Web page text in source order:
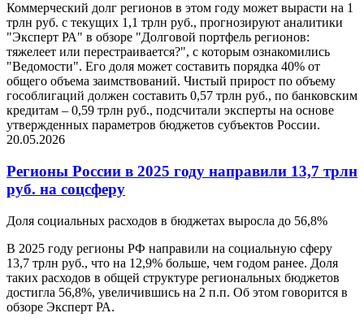
Коммерческий долг регионов в этом году может вырасти на 1
трлн руб. с текущих 1,1 трлн руб., прогнозируют аналитики
"Эксперт РА" в обзоре "Долговой портфель регионов:
тяжелеет или перестраивается?", с которым ознакомились
"Ведомости". Его доля может составить порядка 40% от
общего объема заимствований. Чистый прирост по объему
гособлигаций должен составить 0,57 трлн руб., по банковским
кредитам – 0,59 трлн руб., подсчитали эксперты на основе
утвержденных параметров бюджетов субъектов России.
20.05.2026
Регионы России в 2025 году направили 13,7 трлн
руб. на соцсферу
Доля социальных расходов в бюджетах выросла до 56,8%
В 2025 году регионы РФ направили на социальную сферу
13,7 трлн руб., что на 12,9% больше, чем годом ранее. Доля
таких расходов в общей структуре региональных бюджетов
достигла 56,8%, увеличившись на 2 п.п. Об этом говорится в
обзоре Эксперт РА.